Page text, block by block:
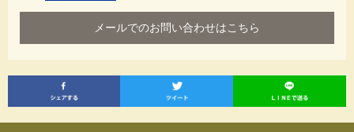
メールでのお問い合わせはこちら